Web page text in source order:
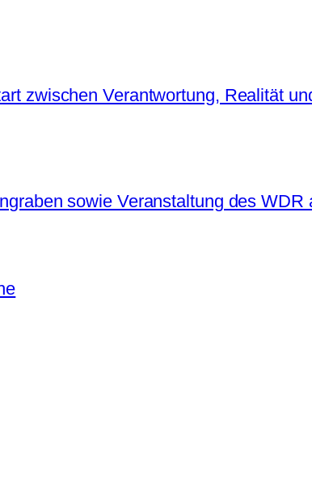
zwischen Verantwortung, Realität
sowie Veranstaltung des WDR